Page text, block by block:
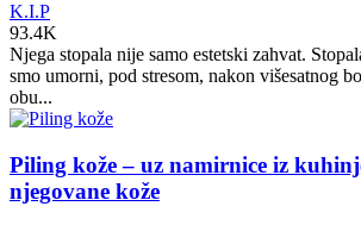
K.I.P
93.4K
Njega stopala nije samo estetski zahvat.
smo umorni, pod stresom, nakon višesatnog
obu...
Piling kože – uz namirnice iz
njegovane kože